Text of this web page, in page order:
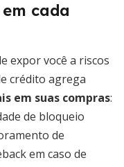
cada
expor você a riscos
crédito agrega
em suas compras:
de bloqueio
de
em caso de